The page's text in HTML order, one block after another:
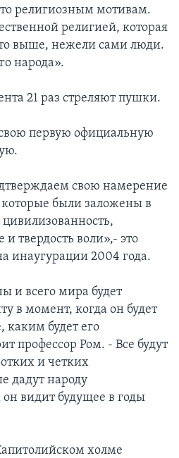
религиозным мотивам.
религией, которая
выше, нежели сами люди.
народа».
21 раз стреляют пушки.
первую официальную
свою намерение
были заложены в
твердость воли»,- это
инаугурации 2004 года.
и всего мира будет
в момент, когда он будет
каким будет его
профессор Ром. - Все будут
и четких
дадут народу
видит будущее в годы
холме